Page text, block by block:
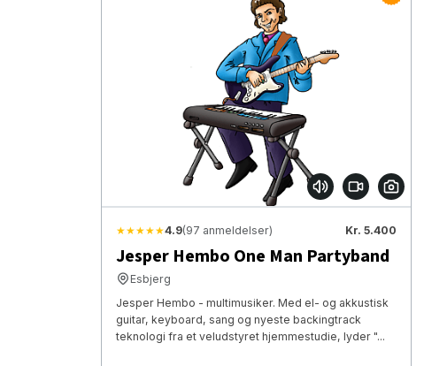
★★★★★4.9(97 anmeldelser) Kr. 5.400
Jesper Hembo One Man Partyband
Esbjerg
Jesper Hembo - multimusiker. Med el- og akkustisk
guitar, keyboard, sang og nyeste backingtrack
teknologi fra et veludstyret hjemmestudie, lyder "...